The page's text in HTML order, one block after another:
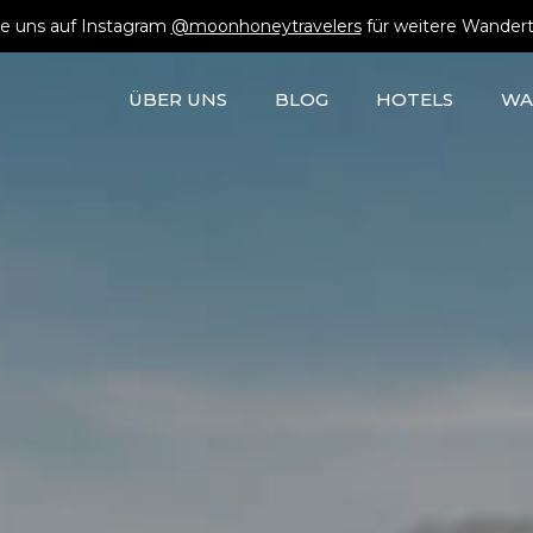
uns auf Instagram @moonhoneytravelersfür weitere
ÜBER UNS BLOG HOTELS